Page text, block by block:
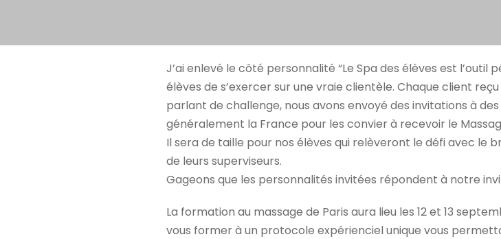
J’ai enlevé le côté personnalité “Le Spa des élèves est
élèves de s’exercer sur une vraie clientèle. Chaque client
parlant de challenge, nous avons envoyé des invitations à
généralement la France pour les convier à recevoir le
Il sera de taille pour nos élèves qui relèveront le défi avec le
de leurs superviseurs.
Gageons que les personnalités invitées répondent à notre
La formation au massage de Paris aura lieu les 12 et 13
vous former à un protocole expérienciel unique vous